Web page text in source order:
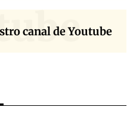
canal de Youtube